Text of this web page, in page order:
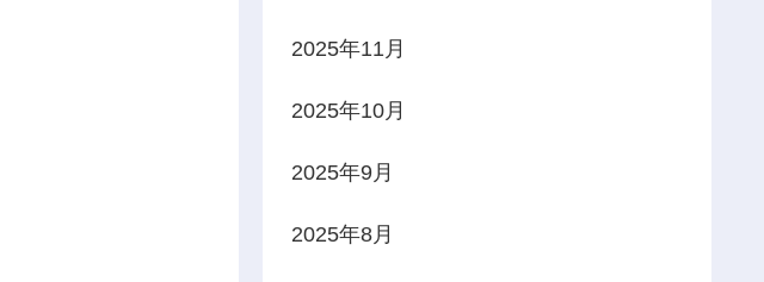
2025年11月
2025年10月
2025年9月
2025年8月